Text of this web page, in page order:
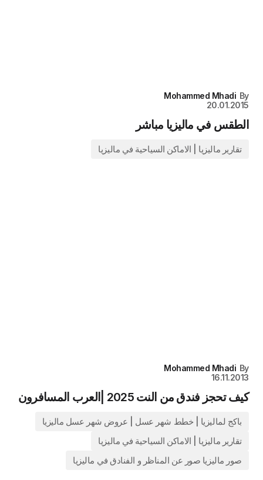
By
Mohammed Mhadi
20.01.2015
الطقس في ماليزيا مباشر
تقارير ماليزيا | الاماكن السياحية في ماليزيا
By
Mohammed Mhadi
16.11.2013
كيف تحجز فندق من النت 2025 |العرب المسافرون
باكج لماليزيا | خطط شهر عسل | عروض شهر عسل ماليزيا
تقارير ماليزيا | الاماكن السياحية في ماليزيا
صور ماليزيا صور عن المناظر و الفنادق في ماليزيا